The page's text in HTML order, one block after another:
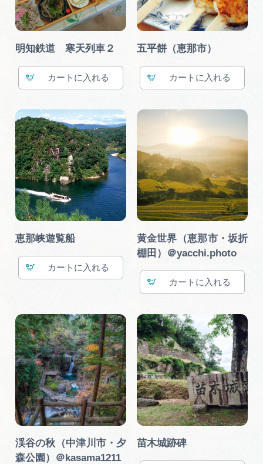
明知鉄道 寒天列車２
カート
五平餅（恵那市）
カート
恵那峡遊覧船
カート
黄金世界（恵那市・坂折
棚田）＠yacchi.photo
カート
渓谷の秋（中津川市・夕
森公園）＠kasama1211
苗木城跡碑